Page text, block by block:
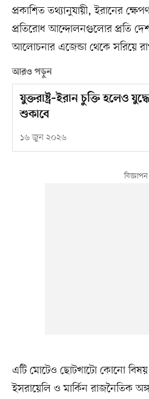
প্রকাশিত তথ্যানুযায়ী, ইরানের
প্রতিরোধ আন্দোলনগুলোর প্রতি
আলোচনার এজেন্ডা থেকে সরিয়ে
আরও পড়ুন
যুক্তরাষ্ট্র–ইরান চুক্তি হলেও
শুকাবে
১৬ জুন ২০২৬
এটি মোটেও ছোটখাটো কোনো
ইসরায়েলি ও মার্কিন রাজনৈতিক